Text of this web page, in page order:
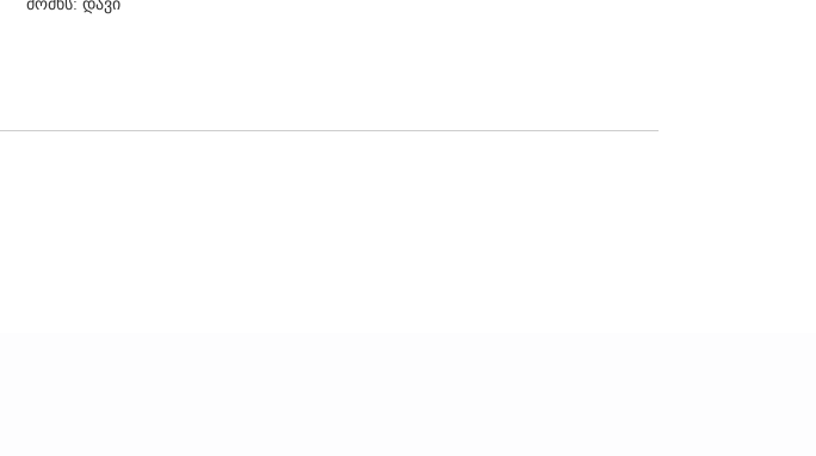
მომხს: დავი